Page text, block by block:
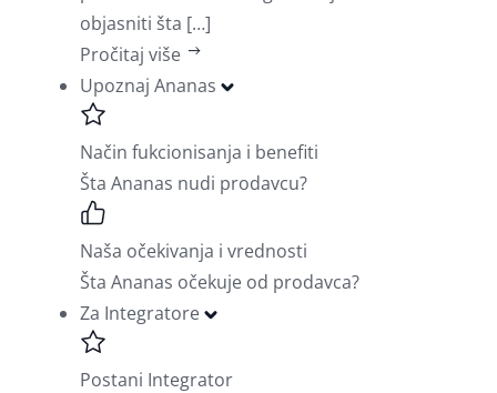
objasniti šta […]
Pročitaj više
Upoznaj Ananas
Način fukcionisanja i benefiti
Šta Ananas nudi prodavcu?
Naša očekivanja i vrednosti
Šta Ananas očekuje od prodavca?
Za Integratore
Postani Integrator